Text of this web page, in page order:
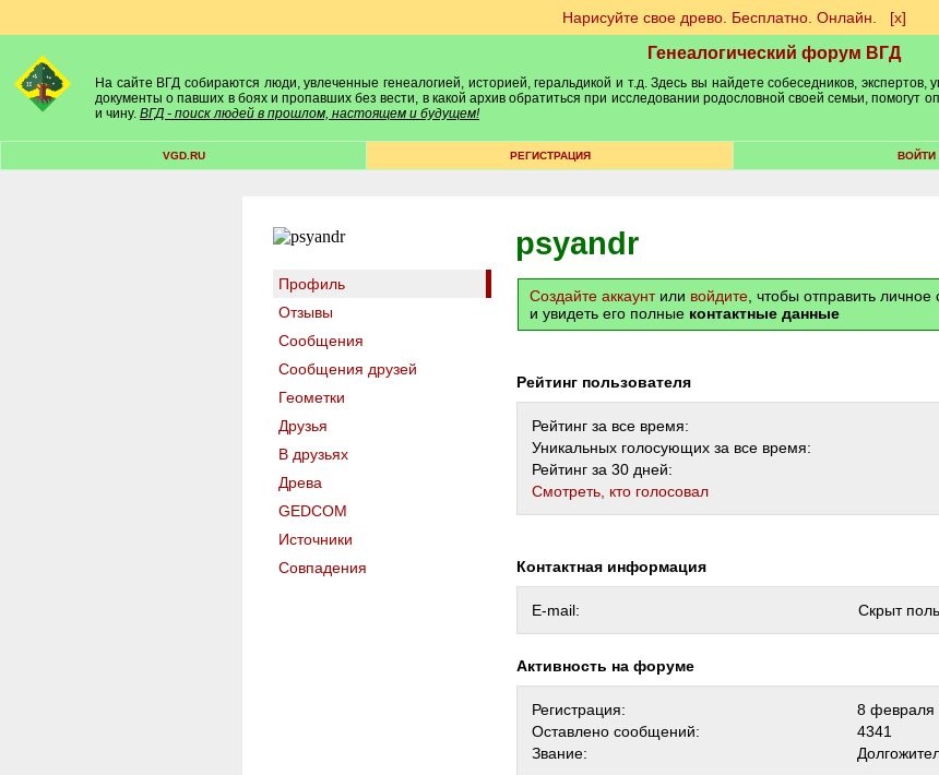
Нарисуйте свое древо. Бесплатно. Онлайн. [х]
Генеалогический форум ВГД
На сайте ВГД собираются люди, увлеченные генеалогией, историей, геральдикой и т.д. Здесь вы найдете собеседников,
документы о павших в боях и пропавших без вести, в какой архив обратиться при исследовании родословной своей семьи,
и чину. ВГД - поиск людей в прошлом, настоящем и будущем!
VGD.RU РЕГИСТРАЦИЯ ВОЙТИ
Профиль
Отзывы
Сообщения
Сообщения друзей
Геометки
Друзья
В друзьях
Древа
GEDCOM
Источники
Совпадения
psyandr
Создайте аккаунтили войдите , чтобы отправить
и увидеть его полные контактные данные
Рейтинг пользователя
Рейтинг за все время:
Уникальных голосующих за все время:
Рейтинг за 30 дней:
Cмотреть, кто голосовал
Контактная информация
E-mail: Скрыт
Активность на форуме
Регистрация:
8 февраля
Оставлено сообщений:
4341
Звание: